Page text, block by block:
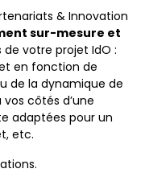
& Innovation
sur-mesure et
votre projet IdO :
en fonction de
de la dynamique de
côtés d’une
adaptées pour un
etc.